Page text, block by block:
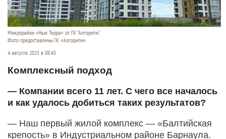
Микрорайон «Нью Терра» от ГК "Алгоритм".
Фото предоставлены ГК «Алгоритм».
4 августа 2025 в 08:45
Комплексный подход
— Компании всего 11 лет. С чего все началось
и как удалось добиться таких результатов?
— Наш первый жилой комплекс — «Балтийская
крепость» в Индустриальном районе Барнаула.